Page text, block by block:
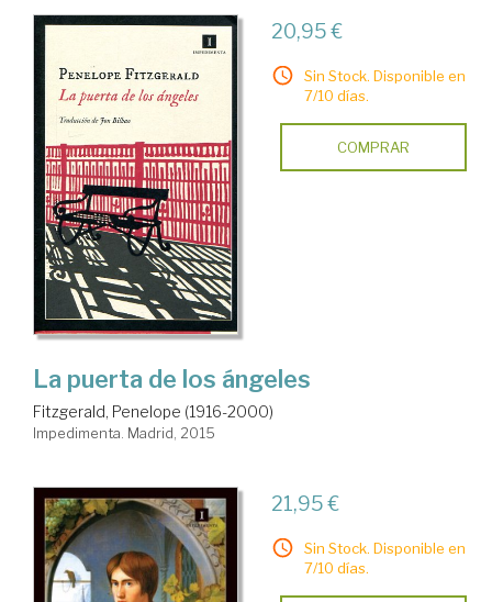
20,95 €
Sin Stock. Disponible en
7/10 días.
COMPRAR
La puerta de los ángeles
Fitzgerald, Penelope (1916-2000)
Impedimenta. Madrid, 2015
21,95 €
Sin Stock. Disponible en
7/10 días.